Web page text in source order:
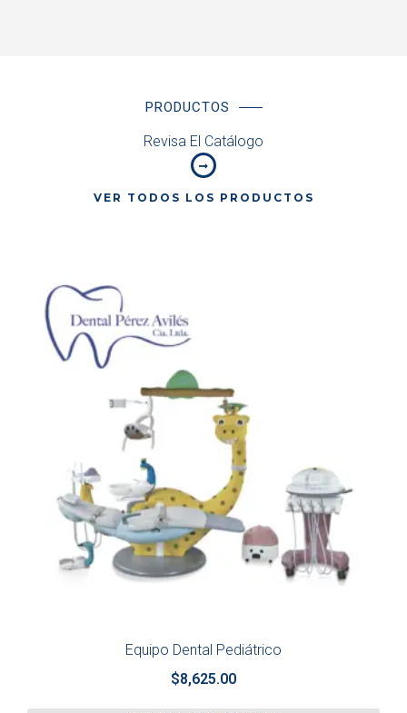
PRODUCTOS
Revisa El Catálogo
VER TODOS LOS PRODUCTOS
Equipo Dental Pediátrico
$8,625.00